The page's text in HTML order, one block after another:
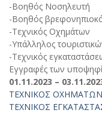
-Βοηθός Νοσηλευτή
-Βοηθός
-Τεχνικός Οχημάτων
-Υπάλληλος
-Τεχνικός
Εγγραφές των
01.11.2023 –
ΤΕΧΝΙΚΟΣ ΟΧΗΜΑΤΩΝ
ΤΕΧΝΙΚΟΣ